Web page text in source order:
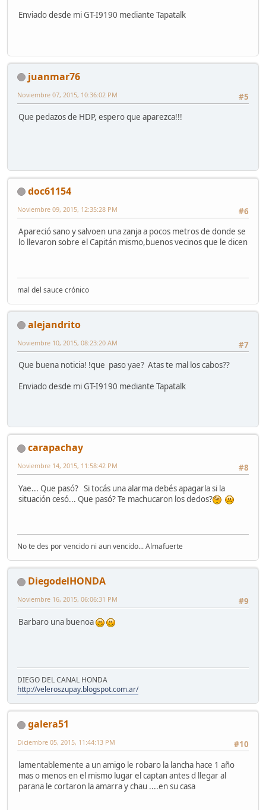
Enviado desde mi GT-I9190 mediante Tapatalk
juanmar76
#5
Noviembre 07, 2015, 10:36:02 PM
Que pedazos de HDP, espero que aparezca!!!
doc61154
#6
Noviembre 09, 2015, 12:35:28 PM
Apareció sano y salvoen una zanja a pocos metros de donde se
lo llevaron sobre el Capitán mismo,buenos vecinos que le dicen
mal del sauce crónico
alejandrito
#7
Noviembre 10, 2015, 08:23:20 AM
Que buena noticia! !que paso yae? Atas te mal los cabos??
Enviado desde mi GT-I9190 mediante Tapatalk
carapachay
#8
Noviembre 14, 2015, 11:58:42 PM
Yae... Que pasó? Si tocás una alarma debés apagarla si la
situación cesó... Que pasó? Te machucaron los dedos?
No te des por vencido ni aun vencido... Almafuerte
DiegodelHONDA
#9
Noviembre 16, 2015, 06:06:31 PM
Barbaro una buenoa
DIEGO DEL CANAL HONDA
http://veleroszupay.blogspot.com.ar/
galera51
#10
Diciembre 05, 2015, 11:44:13 PM
lamentablemente a un amigo le robaro la lancha hace 1 año
mas o menos en el mismo lugar el captan antes d llegar al
parana le cortaron la amarra y chau ....en su casa